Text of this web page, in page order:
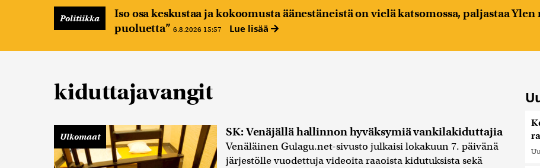
Politiikka
Iso osa keskustaa ja kokoomusta äänestäneistä on vielä katsomossa, paljastaa
puoluetta” 6.8.2026 15:57 Lue lisää
kiduttajavangit
Ulkomaat SK: Venäjällä hallinnon hyväksymiä vankilakiduttajia
Venäläinen Gulagu.net-sivusto julkaisi lokakuun 7. päivänä
järjestölle vuodettuja videoita raaoista kidutuksista sekä